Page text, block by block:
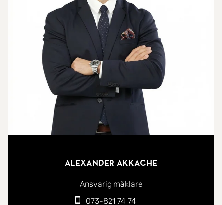
Alexander Akkache
Ansvarig mäklare
073-821 74 74